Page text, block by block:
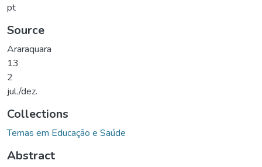
pt
Source
Araraquara
13
2
jul./dez.
Collections
Temas em Educação e Saúde
Abstract